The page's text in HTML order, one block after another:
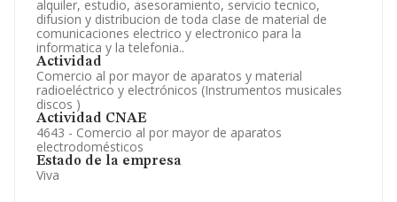
alquiler, estudio, asesoramiento, servicio tecnico,
difusion y distribucion de toda clase de material de
comunicaciones electrico y electronico para la
informatica y la telefonia..
Actividad
Comercio al por mayor de aparatos y material
radioeléctrico y electrónicos (Instrumentos musicales
discos )
Actividad CNAE
4643 - Comercio al por mayor de aparatos
electrodomésticos
Estado de la empresa
Viva